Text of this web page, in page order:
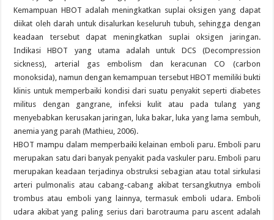
Kemampuan HBOT adalah meningkatkan suplai oksigen yang dapat
diikat oleh darah untuk disalurkan keseluruh tubuh, sehingga dengan
keadaan tersebut dapat meningkatkan suplai oksigen jaringan.
Indikasi HBOT yang utama adalah untuk DCS (Decompression
sickness), arterial gas embolism dan keracunan CO (carbon
monoksida), namun dengan kemampuan tersebut HBOT memiliki bukti
klinis untuk memperbaiki kondisi dari suatu penyakit seperti diabetes
militus dengan gangrane, infeksi kulit atau pada tulang yang
menyebabkan kerusakan jaringan, luka bakar, luka yang lama sembuh,
anemia yang parah (Mathieu, 2006).
HBOT mampu dalam memperbaiki kelainan emboli paru. Emboli paru
merupakan satu dari banyak penyakit pada vaskuler paru. Emboli paru
merupakan keadaan terjadinya obstruksi sebagian atau total sirkulasi
arteri pulmonalis atau cabang-cabang akibat tersangkutnya emboli
trombus atau emboli yang lainnya, termasuk emboli udara. Emboli
udara akibat yang paling serius dari barotrauma paru ascent adalah